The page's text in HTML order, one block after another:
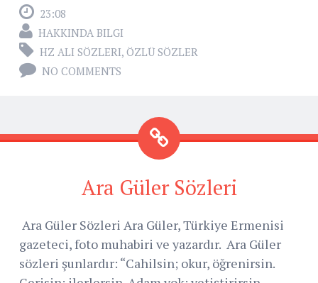
23:08
HAKKINDA BILGI
HZ ALI SÖZLERI, ÖZLÜ SÖZLER
NO COMMENTS
Ara Güler Sözleri
Ara Güler Sözleri Ara Güler, Türkiye Ermenisi
gazeteci, foto muhabiri ve yazardır. Ara Güler
sözleri şunlardır: “Cahilsin; okur, öğrenirsin.